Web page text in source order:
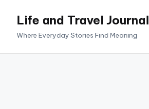
Life and Travel Journal
Where Everyday Stories Find Meaning